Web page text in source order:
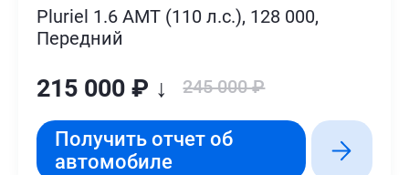
Pluriel 1.6 AMT (110 л.с.), 128 000,
Передний
215 000 ₽ ↓ 245 000 ₽
Получить отчет об
автомобиле